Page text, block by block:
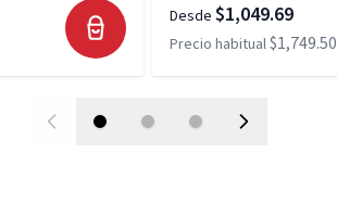
Desde $1,049.69
Precio habitual$1,749.50